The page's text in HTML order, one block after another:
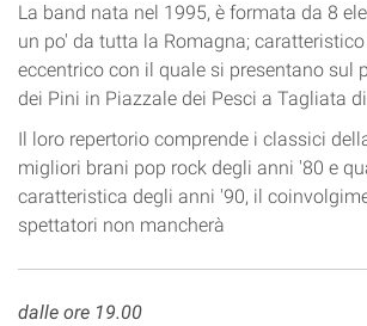
La band nata nel 1995, è formata da 8
un po' da tutta la Romagna;
eccentrico con il quale si presentano sul
dei Pini in Piazzale dei Pesci a Tagliata
Il loro repertorio comprende i classici
migliori brani pop rock degli anni '80 e
caratteristica degli anni '90, il
spettatori non mancherà
dalle ore 19.00